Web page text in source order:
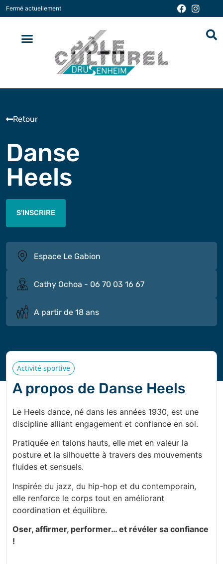
Fermé actuellement
Retour
Danse
Heels
S'INSCRIRE
Espace Le Gabion
Cathy Ochoa - 06 70 03 16 67
A partir de 18 ans
Activité sportive
A propos de Danse Heels
Le Heels dance, né dans les années 1930, est une
discipline alliant engagement et confiance en soi.
Pratiquée en talons hauts, elle met en valeur la
posture et la silhouette à travers des mouvements
fluides et sensuels.
Inspirée du jazz, du hip-hop et du contemporain,
elle renforce le corps tout en améliorant
coordination et équilibre.
Oser, affirmer, performer… et révéler sa confiance
!